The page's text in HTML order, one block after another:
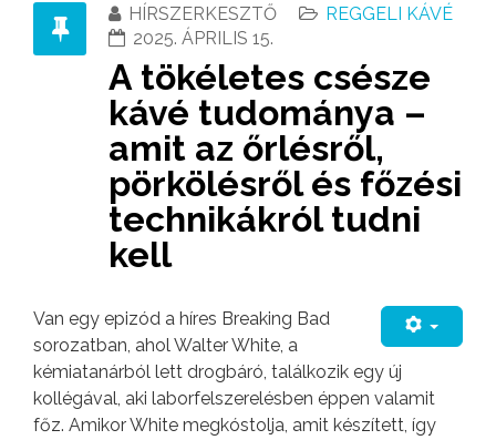
HÍRSZERKESZTŐ
REGGELI KÁVÉ
2025. ÁPRILIS 15.
A tökéletes csésze
kávé tudománya –
amit az őrlésről,
pörkölésről és főzési
technikákról tudni
kell
Van egy epizód a híres Breaking Bad
sorozatban, ahol Walter White, a
kémiatanárból lett drogbáró, találkozik egy új
kollégával, aki laborfelszerelésben éppen valamit
főz. Amikor White megkóstolja, amit készített, így